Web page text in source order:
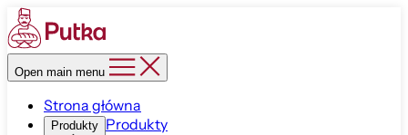
Open main menu
Strona główna
Produkty Produkty